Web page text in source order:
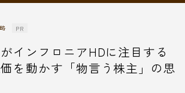
PR
インフロニアHDに注目する
を動かす「物言う株主」の思